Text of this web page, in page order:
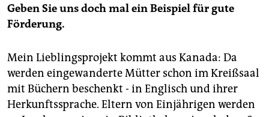
Geben Sie uns doch mal ein Beispiel für gute
Förderung.
Mein Lieblingsprojekt kommt aus Kanada: Da
werden eingewanderte Mütter schon im Kreißsaal
mit Büchern beschenkt - in Englisch und ihrer
Herkunftssprache. Eltern von Einjährigen werden